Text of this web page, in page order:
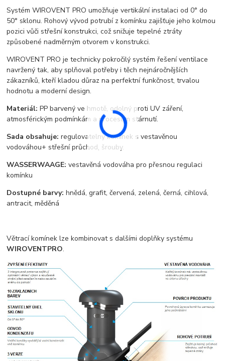
Systém WIROVENT PRO umožňuje vertikální instalaci od 0° do
50° sklonu. Rohový vývod potrubí z komínku zajišťuje jeho kolmou
pozici vůči střešní konstrukci, což snižuje tepelné ztráty
způsobené nadměrným otvorem v konstrukci.
WIROVENT PRO je technicky pokročilý systém řešení ventilace
navržený tak, aby splňoval potřeby i těch nejnáročnějších
zákazníků, kteří kladou důraz na perfektní funkčnost, trvalou
hodnotu a moderní design.
Materiál: PP barvený ve hmotě, odolný proti UV záření,
atmosférickým podmínkám a procesům stárnutí.
Sada obsahuje:regulovatelný komínek s vestavěnou
vodováhou+ střešní průchod, šrouby.
WASSERWAAGE: vestavěná vodováha pro přesnou regulaci
komínku
Dostupné barvy: hnědá, grafit, červená, zelená, černá, cihlová,
antracit, měděná
Větrací komínek lze kombinovat s dalšími doplňky systému
WIROVENTPRO.